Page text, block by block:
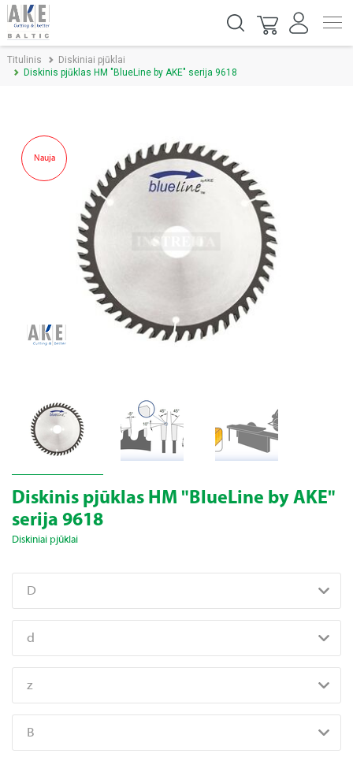
Titulinis
Diskiniai pjūklai
Diskinis pjūklas HM "BlueLine by AKE" serija 9618
Nauja
Diskinis pjūklas HM "BlueLine by AKE"
serija 9618
Diskiniai pjūklai
D
d
z
B